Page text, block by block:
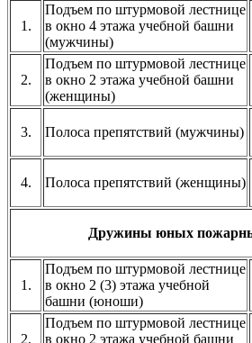
1.
Подъем по штурмовой лестнице
в окно 4 этажа учебной башни
(мужчины)
2.
Подъем по штурмовой лестнице
в окно 2 этажа учебной башни
(женщины)
3. Полоса препятствий (мужчины)
4.
Полоса препятствий (женщины)
Дружины юных
1.
Подъем по штурмовой лестнице
в окно 2 (3) этажа учебной
башни (юноши)
2.
Подъем по штурмовой лестнице
в окно 2 этажа учебной башни